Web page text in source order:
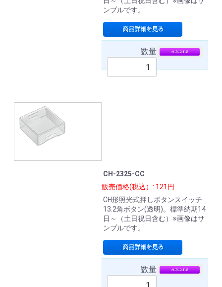
ンプルです。
数量
CH-2325-CC
販売価格(税込）: 121円
CH形照光式押しボタンスイッチ
13.2角ボタン(透明)。標準納期14
日～（土日祝日含む）※画像はサ
ンプルです。
数量